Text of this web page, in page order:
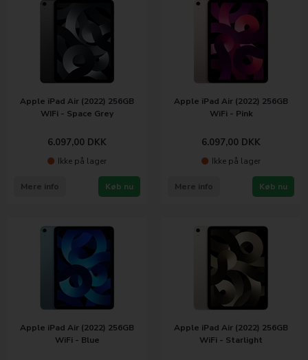
Apple iPad Air (2022) 256GB
WIFi - Space Grey
6.097,00 DKK
Ikke på lager
Køb nu
Mere info
Apple iPad Air (2022) 256GB
WiFi - Pink
6.097,00 DKK
Ikke på lager
Køb nu
Mere info
Apple iPad Air (2022) 256GB
WiFi - Blue
Apple iPad Air (2022) 256GB
WiFi - Starlight